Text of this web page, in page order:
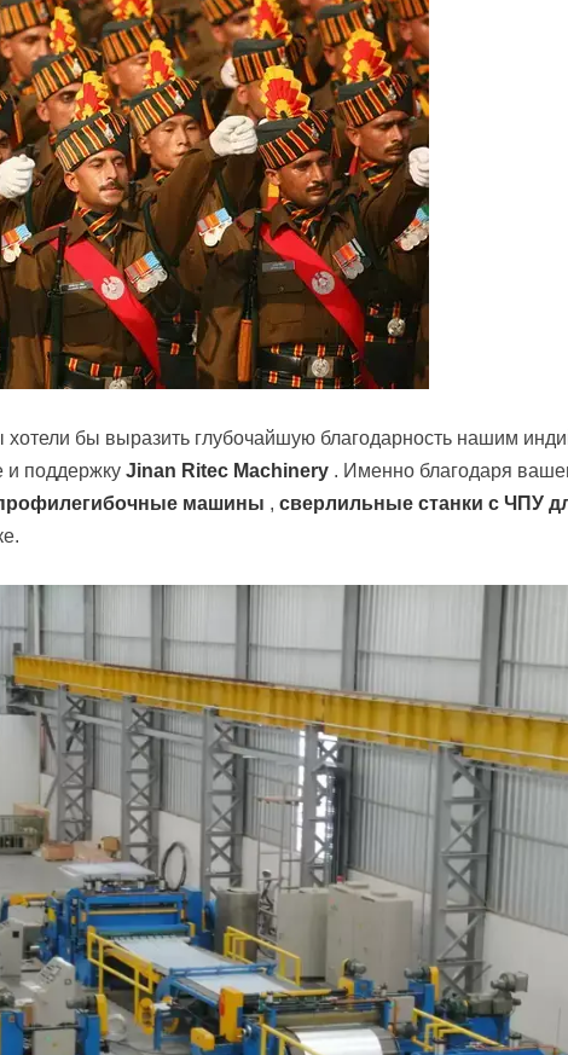
бы выразить глубочайшую благодарность нашим
и поддержку Jinan Ritec Machinery. Именно благодаря
машины , сверлильные станки с ЧПУ